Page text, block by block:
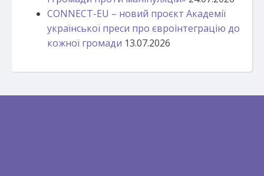
CONNECT-EU – новий проєкт Академії
української преси про євроінтеграцію до
кожної громади 13.07.2026